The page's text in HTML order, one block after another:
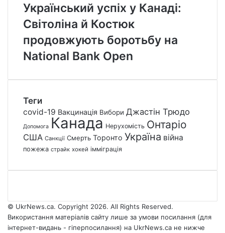
Український успіх у Канаді:
Світоліна й Костюк
продовжують боротьбу на
National Bank Open
Теги
covid-19 Вакцинація Вибори Джастін Трюдо
Допомога Канада Нерухомість Онтаріо
США Санкції Смерть Торонто Україна війна
пожежа страйк хокей імміграція
© UkrNews.ca. Copyright 2026. All Rights Reserved.
Використання матеріалів сайту лише за умови посилання (для
інтернет-видань - гіперпосилання) на UkrNews.ca не нижче